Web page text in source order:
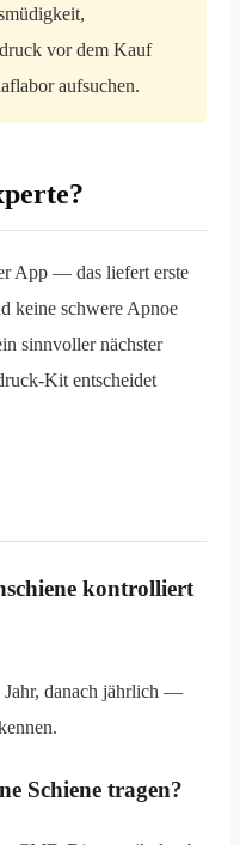
vor dem Kauf
aufsuchen.
App — das liefert erste
keine schwere Apnoe
sinnvoller nächster
Kit entscheidet
kontrolliert
danach jährlich —
Schiene tragen?